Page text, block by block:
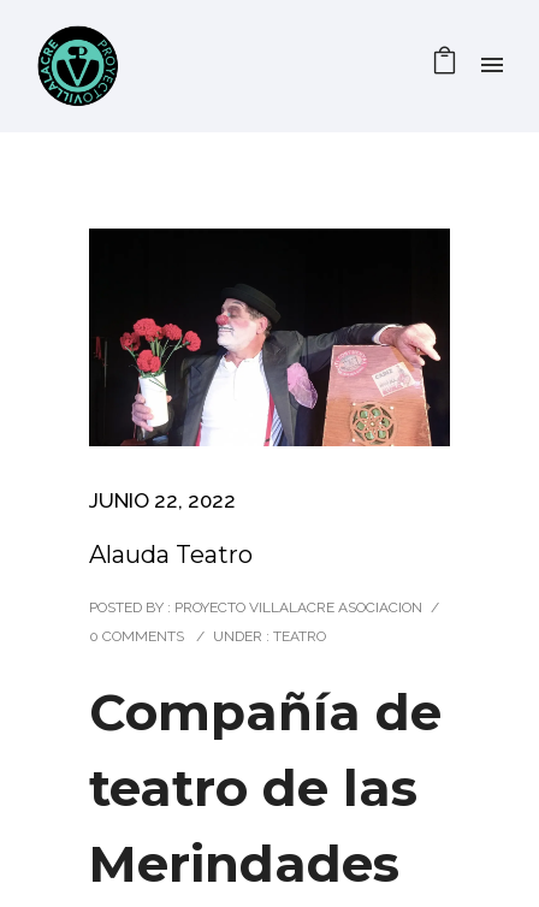
JUNIO 22, 2022
Alauda Teatro
POSTED BY : PROYECTO VILLALACRE ASOCIACION /
0 COMMENTS
/ UNDER : TEATRO
Compañía de
teatro de las
Merindades